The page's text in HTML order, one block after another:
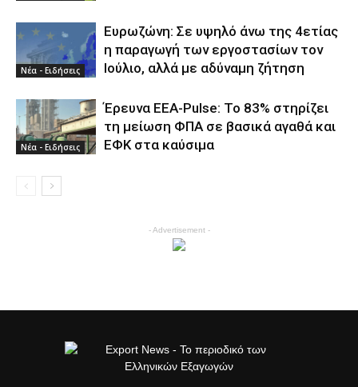
Νέα - Ειδήσεις
Ευρωζώνη: Σε υψηλό άνω της 4ετίας
η παραγωγή των εργοστασίων τον
Ιούλιο, αλλά με αδύναμη ζήτηση
Νέα - Ειδήσεις
Έρευνα ΕΕΑ-Pulse: Το 83% στηρίζει
τη μείωση ΦΠΑ σε βασικά αγαθά και
ΕΦΚ στα καύσιμα
- Advertisement -